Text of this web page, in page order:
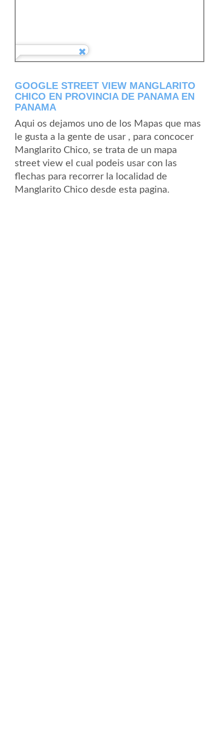
GOOGLE STREET VIEW MANGLARITO
CHICO EN PROVINCIA DE PANAMA EN
PANAMA
Aqui os dejamos uno de los Mapas que mas
le gusta a la gente de usar , para concocer
Manglarito Chico, se trata de un mapa
street view el cual podeis usar con las
flechas para recorrer la localidad de
Manglarito Chico desde esta pagina.